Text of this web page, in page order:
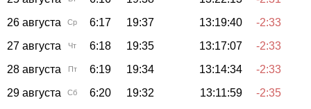
26 августа
Ср 6:17 19:37 13:19:40
-2:33
27 августа
Чт 6:18 19:35 13:17:07
-2:33
28 августа
Пт 6:19 19:34 13:14:34
-2:33
29 августа
Сб 6:20 19:32 13:11:59 -2:35